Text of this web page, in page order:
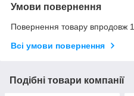
Умови повернення
Повернення товару впродовж
Всі умови повернення
Подібні товари компанії